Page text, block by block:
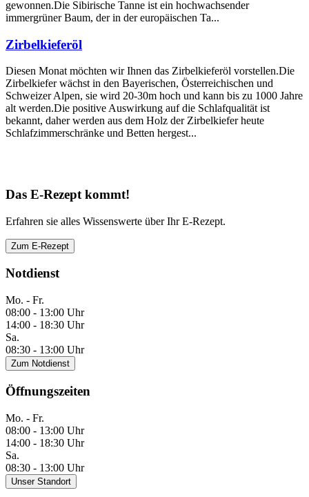
gewonnen.Die Sibirische Tanne ist ein hochwachsender
immergrüner Baum, der in der europäischen Ta...
Zirbelkieferöl
Diesen Monat möchten wir Ihnen das Zirbelkieferöl vorstellen.Die
Zirbelkiefer wächst in den Bayerischen, Österreichischen und
Schweizer Alpen, sie wird 20-30m hoch und kann bis zu 1000 Jahre
alt werden.Die positive Auswirkung auf die Schlafqualität ist
bekannt, daher werden aus dem Holz der Zirbelkiefer heute
Schlafzimmerschränke und Betten hergest...
Das E-Rezept kommt!
Erfahren sie alles Wissenswerte über Ihr E-Rezept.
Zum E-Rezept
Notdienst
Mo. - Fr.
08:00 - 13:00 Uhr
14:00 - 18:30 Uhr
Sa.
08:30 - 13:00 Uhr
Zum Notdienst
Öffnungszeiten
Mo. - Fr.
08:00 - 13:00 Uhr
14:00 - 18:30 Uhr
Sa.
08:30 - 13:00 Uhr
Unser Standort